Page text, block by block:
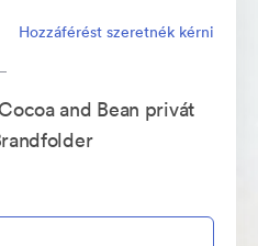
Hozzáférést szeretnék kérni
and Bean privát